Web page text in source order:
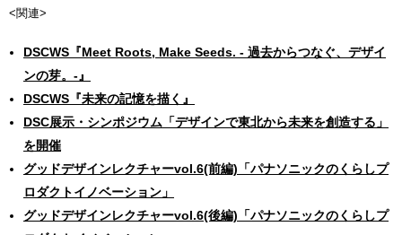
<関連>
DSCWS『Meet Roots, Make Seeds. - 過去からつなぐ、デザイ
ンの芽。-』
DSCWS『未来の記憶を描く』
DSC展示・シンポジウム「デザインで東北から未来を創造する」
を開催
グッドデザインレクチャーvol.6(前編)「パナソニックのくらしプ
ロダクトイノベーション」
グッドデザインレクチャーvol.6(後編)「パナソニックのくらしプ